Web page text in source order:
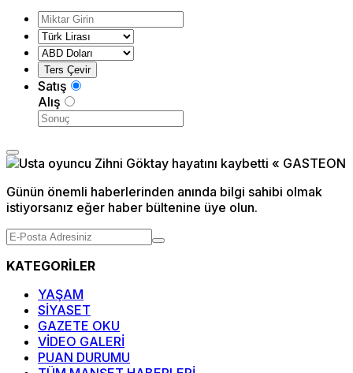
Satış
Alış
Günün önemli haberlerinden anında bilgi sahibi olmak
istiyorsanız eğer haber bültenine üye olun.
KATEGORİLER
YAŞAM
SİYASET
GAZETE OKU
VİDEO GALERİ
PUAN DURUMU